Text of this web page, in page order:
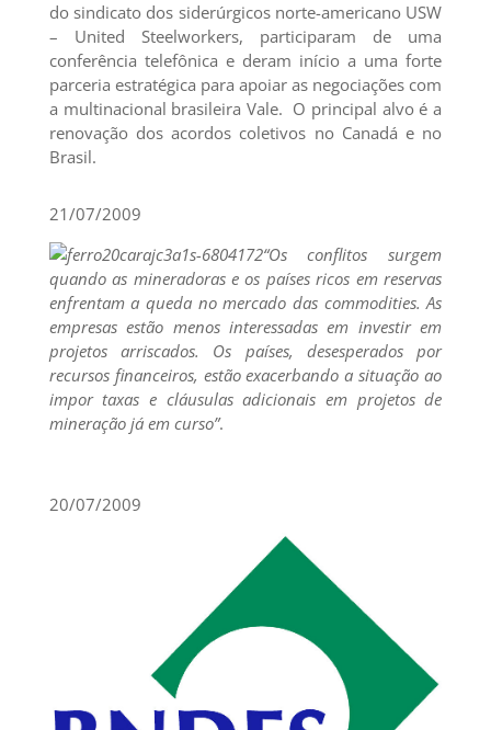
do sindicato dos siderúrgicos norte-americano USW
– United Steelworkers, participaram de uma
conferência telefônica e deram início a uma forte
parceria estratégica para apoiar as negociações com
a multinacional brasileira Vale. O principal alvo é a
renovação dos acordos coletivos no Canadá e no
Brasil.
21/07/2009
“Os conflitos surgem
quando as mineradoras e os países ricos em reservas
enfrentam a queda no mercado das commodities. As
empresas estão menos interessadas em investir em
projetos arriscados. Os países, desesperados por
recursos financeiros, estão exacerbando a situação ao
impor taxas e cláusulas adicionais em projetos de
mineração já em curso”.
20/07/2009